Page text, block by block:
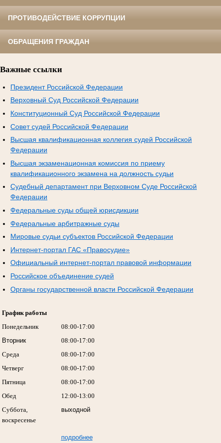
ПРОТИВОДЕЙСТВИЕ КОРРУПЦИИ
ОБРАЩЕНИЯ ГРАЖДАН
Важные ссылки
Президент Российской Федерации
Верховный Суд Российской Федерации
Конституционный Суд Российской Федерации
Совет судей Российской Федерации
Высшая квалификационная коллегия судей Российской
Федерации
Высшая экзаменационная комиссия по приему
квалификационного экзамена на должность судьи
Судебный департамент при Верховном Суде Российской
Федерации
Федеральные суды общей юрисдикции
Федеральные арбитражные суды
Мировые судьи субъектов Российской Федерации
Интернет-портал ГАС «Правосудие»
Официальный интернет-портал правовой информации
Российское объединение судей
Органы государственной власти Российской Федерации
График работы
Понедельник
08:00-17:00
Вторник
08:00-17:00
Среда
08:00-17:00
Четверг
08:00-17:00
Пятница
08:00-17:00
Обед
12:00-13:00
Суббота,
воскресенье
выходной
подробнее